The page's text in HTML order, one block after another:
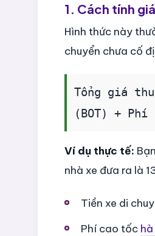
1. Cách tính
Hình thức này
chuyển chưa cố
Tổng giá
(BOT) +
Ví dụ thực tế:
nhà xe đưa ra là
Tiền xe di
Phí cao tốc